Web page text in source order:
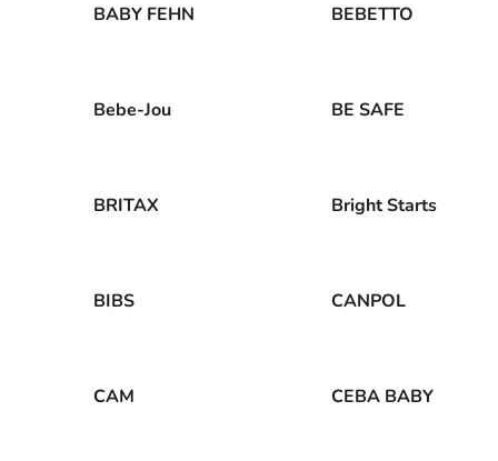
BABY FEHN BEBETTO
Bebe-Jou BE SAFE
BRITAX Bright Starts
BIBS CANPOL
CAM CEBA BABY